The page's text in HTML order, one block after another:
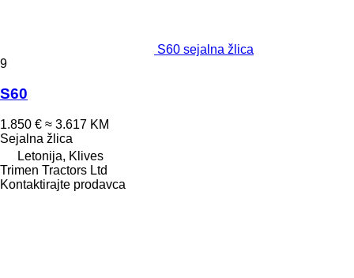
S60 sejalna žlica
9
S60
1.850 € ≈ 3.617 KM
Sejalna žlica
Letonija, Klives
Trimen Tractors Ltd
Kontaktirajte prodavca